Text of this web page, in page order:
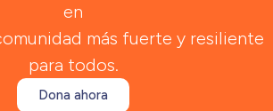
en
más fuerte y resiliente
para todos.
Dona ahora